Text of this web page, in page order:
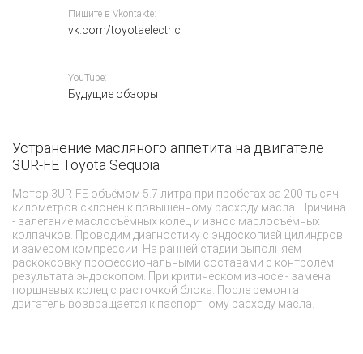
Пишите в Vkontakte:
vk.com/toyotaelectric
YouTube:
Будущие обзоры
Устранение масляного аппетита на двигателе
3UR-FE Toyota Sequoia
Мотор 3UR-FE объёмом 5.7 литра при пробегах за 200 тысяч
километров склонен к повышенному расходу масла. Причина
- залегание маслосъёмных колец и износ маслосъёмных
колпачков. Проводим диагностику с эндоскопией цилиндров
и замером компрессии. На ранней стадии выполняем
раскоксовку профессиональными составами с контролем
результата эндоскопом. При критическом износе - замена
поршневых колец с расточкой блока. После ремонта
двигатель возвращается к паспортному расходу масла.